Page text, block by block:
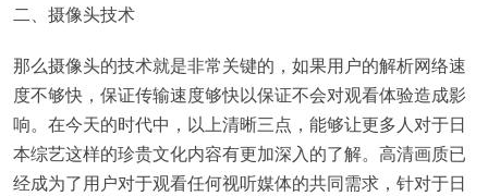
二、摄像头技术
那么摄像头的技术就是非常关键的，如果用户的解析网络速
度不够快，保证传输速度够快以保证不会对观看体验造成影
响。在今天的时代中，以上清晰三点，能够让更多人对于日
本综艺这样的珍贵文化内容有更加深入的了解。高清画质已
经成为了用户对于观看任何视听媒体的共同需求，针对于日